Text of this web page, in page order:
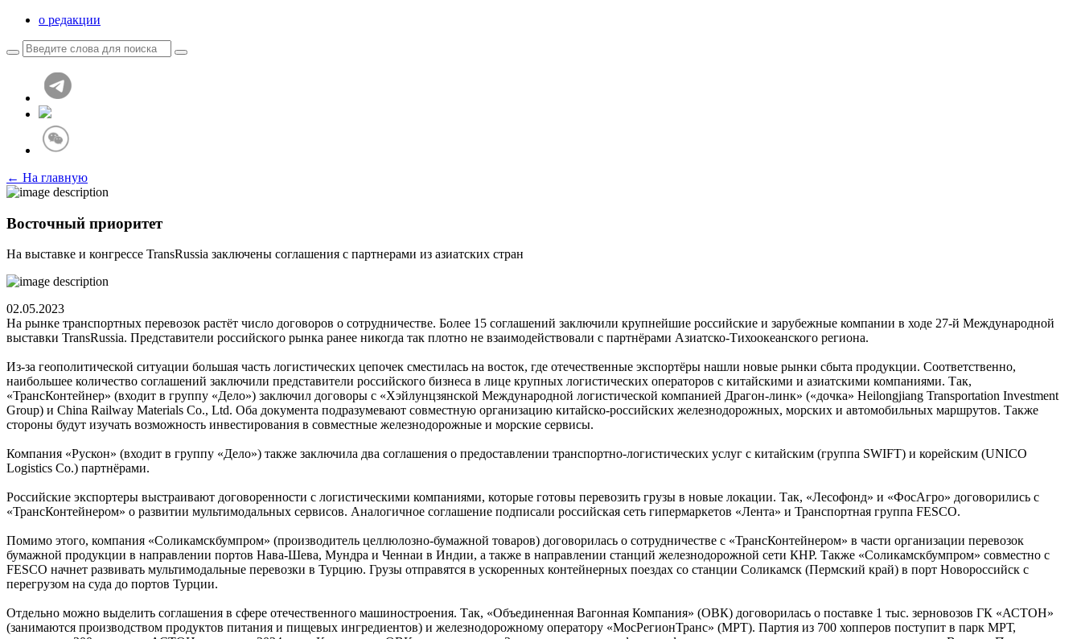
о редакции
← На главную
Восточный приоритет
На выставке и конгрессе TransRussia заключены соглашения с партнерами из азиатских стран
02.05.2023
На рынке транспортных перевозок растёт число договоров о сотрудничестве. Более 15 соглашений заключили крупнейшие российские и зарубежные компании в ходе 27-й Международной
выставки TransRussia. Представители российского рынка ранее никогда так плотно не взаимодействовали с партнёрами Азиатско-Тихоокеанского региона.
Из-за геополитической ситуации большая часть логистических цепочек сместилась на восток, где отечественные экспортёры нашли новые рынки сбыта продукции. Соответственно,
наибольшее количество соглашений заключили представители российского бизнеса в лице крупных логистических операторов с китайскими и азиатскими компаниями. Так,
«ТрансКонтейнер» (входит в группу «Дело») заключил договоры с «Хэйлунцзянской Международной логистической компанией Драгон-линк» («дочка» Heilongjiang Transportation Investment
Group) и China Railway Materials Co., Ltd. Оба документа подразумевают совместную организацию китайско-российских железнодорожных, морских и автомобильных маршрутов. Также
стороны будут изучать возможность инвестирования в совместные железнодорожные и морские сервисы.
Компания «Рускон» (входит в группу «Дело») также заключила два соглашения о предоставлении транспортно-логистических услуг с китайским (группа SWIFT) и корейским (UNICO
Logistics Co.) партнёрами.
Российские экспортеры выстраивают договоренности с логистическими компаниями, которые готовы перевозить грузы в новые локации. Так, «Лесофонд» и «ФосАгро» договорились с
«ТрансКонтейнером» о развитии мультимодальных сервисов. Аналогичное соглашение подписали российская сеть гипермаркетов «Лента» и Транспортная группа FESCO.
Помимо этого, компания «Соликамскбумпром» (производитель целлюлозно-бумажной товаров) договорилась о сотрудничестве с «ТрансКонтейнером» в части организации перевозок
бумажной продукции в направлении портов Нава-Шева, Мундра и Ченнаи в Индии, а также в направлении станций железнодорожной сети КНР. Также «Соликамскбумпром» совместно с
FESCO начнет развивать мультимодальные перевозки в Турцию. Грузы отправятся в ускоренных контейнерных поездах со станции Соликамск (Пермский край) в порт Новороссийск с
перегрузом на суда до портов Турции.
Отдельно можно выделить соглашения в сфере отечественного машиностроения. Так, «Объединенная Вагонная Компания» (ОВК) договорилась о поставке 1 тыс. зерновозов ГК «АСТОН»
(занимаются производством продуктов питания и пищевых ингредиентов) и железнодорожному оператору «МосРегионТранс» (МРТ). Партия из 700 хопперов поступит в парк МРТ,